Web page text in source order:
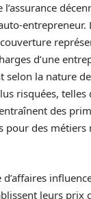
entrepreneur.
d’une
selon la nature
risquées,
des
pour des métiers
leurs prix